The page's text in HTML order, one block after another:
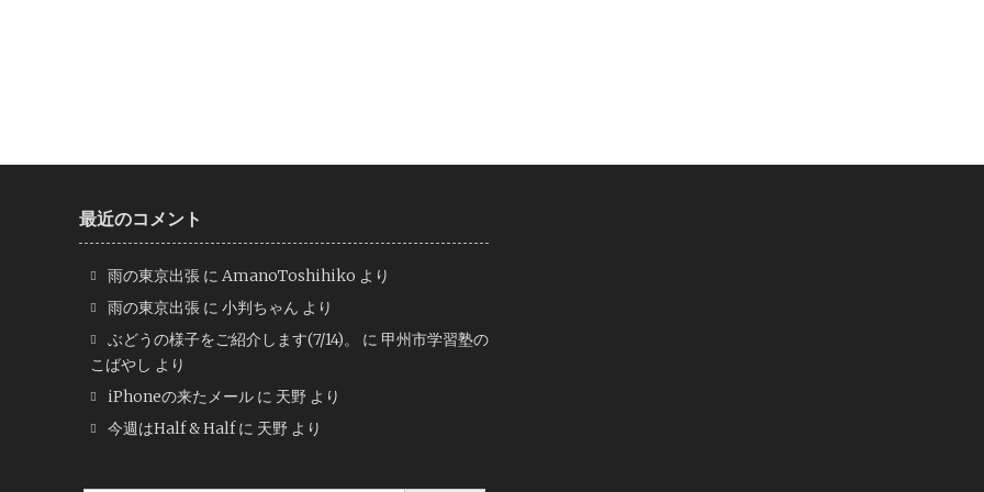
最近のコメント
雨の東京出張 に AmanoToshihiko より
雨の東京出張 に 小判ちゃん より
ぶどうの様子をご紹介します(7/14)。
に 甲州市学習塾の
こばやし より
iPhoneの来たメール に 天野 より
今週はHalf & Halfに 天野 より